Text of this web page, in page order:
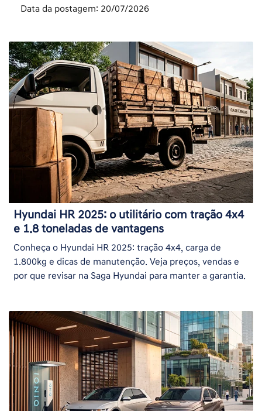
Data da postagem: 20/07/2026
Hyundai HR 2025: o utilitário com tração 4x4
e 1.8 toneladas de vantagens
Conheça o Hyundai HR 2025: tração 4x4, carga de
1.800kg e dicas de manutenção. Veja preços, vendas e
por que revisar na Saga Hyundai para manter a garantia.